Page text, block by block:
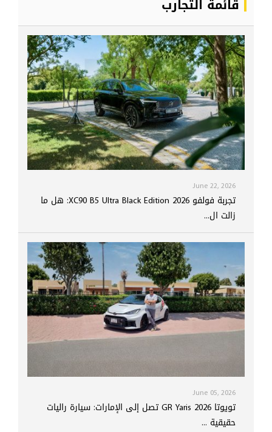
قائمة التجارب
June 22, 2026
تجربة فولفو XC90 B5 Ultra Black Edition 2026: هل ما
زالت ال...
June 05, 2026
تويوتا GR Yaris 2026 تصل إلى الإمارات: سيارة راليات
حقيقية ...